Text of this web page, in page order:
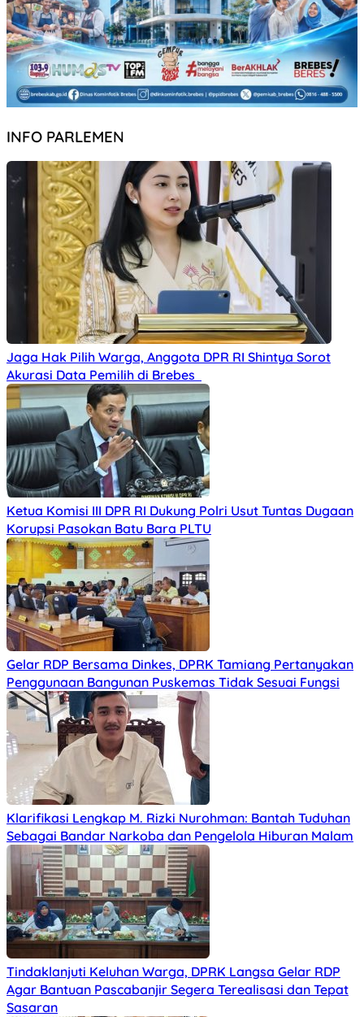
INFO PARLEMEN
Jaga Hak Pilih Warga, Anggota DPR RI Shintya Sorot
Akurasi Data Pemilih di Brebes
Ketua Komisi III DPR RI Dukung Polri Usut Tuntas Dugaan
Korupsi Pasokan Batu Bara PLTU
Gelar RDP Bersama Dinkes, DPRK Tamiang Pertanyakan
Penggunaan Bangunan Puskemas Tidak Sesuai Fungsi
Klarifikasi Lengkap M. Rizki Nurohman: Bantah Tuduhan
Sebagai Bandar Narkoba dan Pengelola Hiburan Malam
Tindaklanjuti Keluhan Warga, DPRK Langsa Gelar RDP
Agar Bantuan Pascabanjir Segera Terealisasi dan Tepat
Sasaran